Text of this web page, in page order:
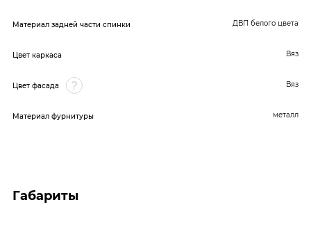
Материал задней части спинки ДВП белого цвета
Цвет каркаса Вяз
Цвет фасада Вяз
Материал фурнитуры металл
Габариты